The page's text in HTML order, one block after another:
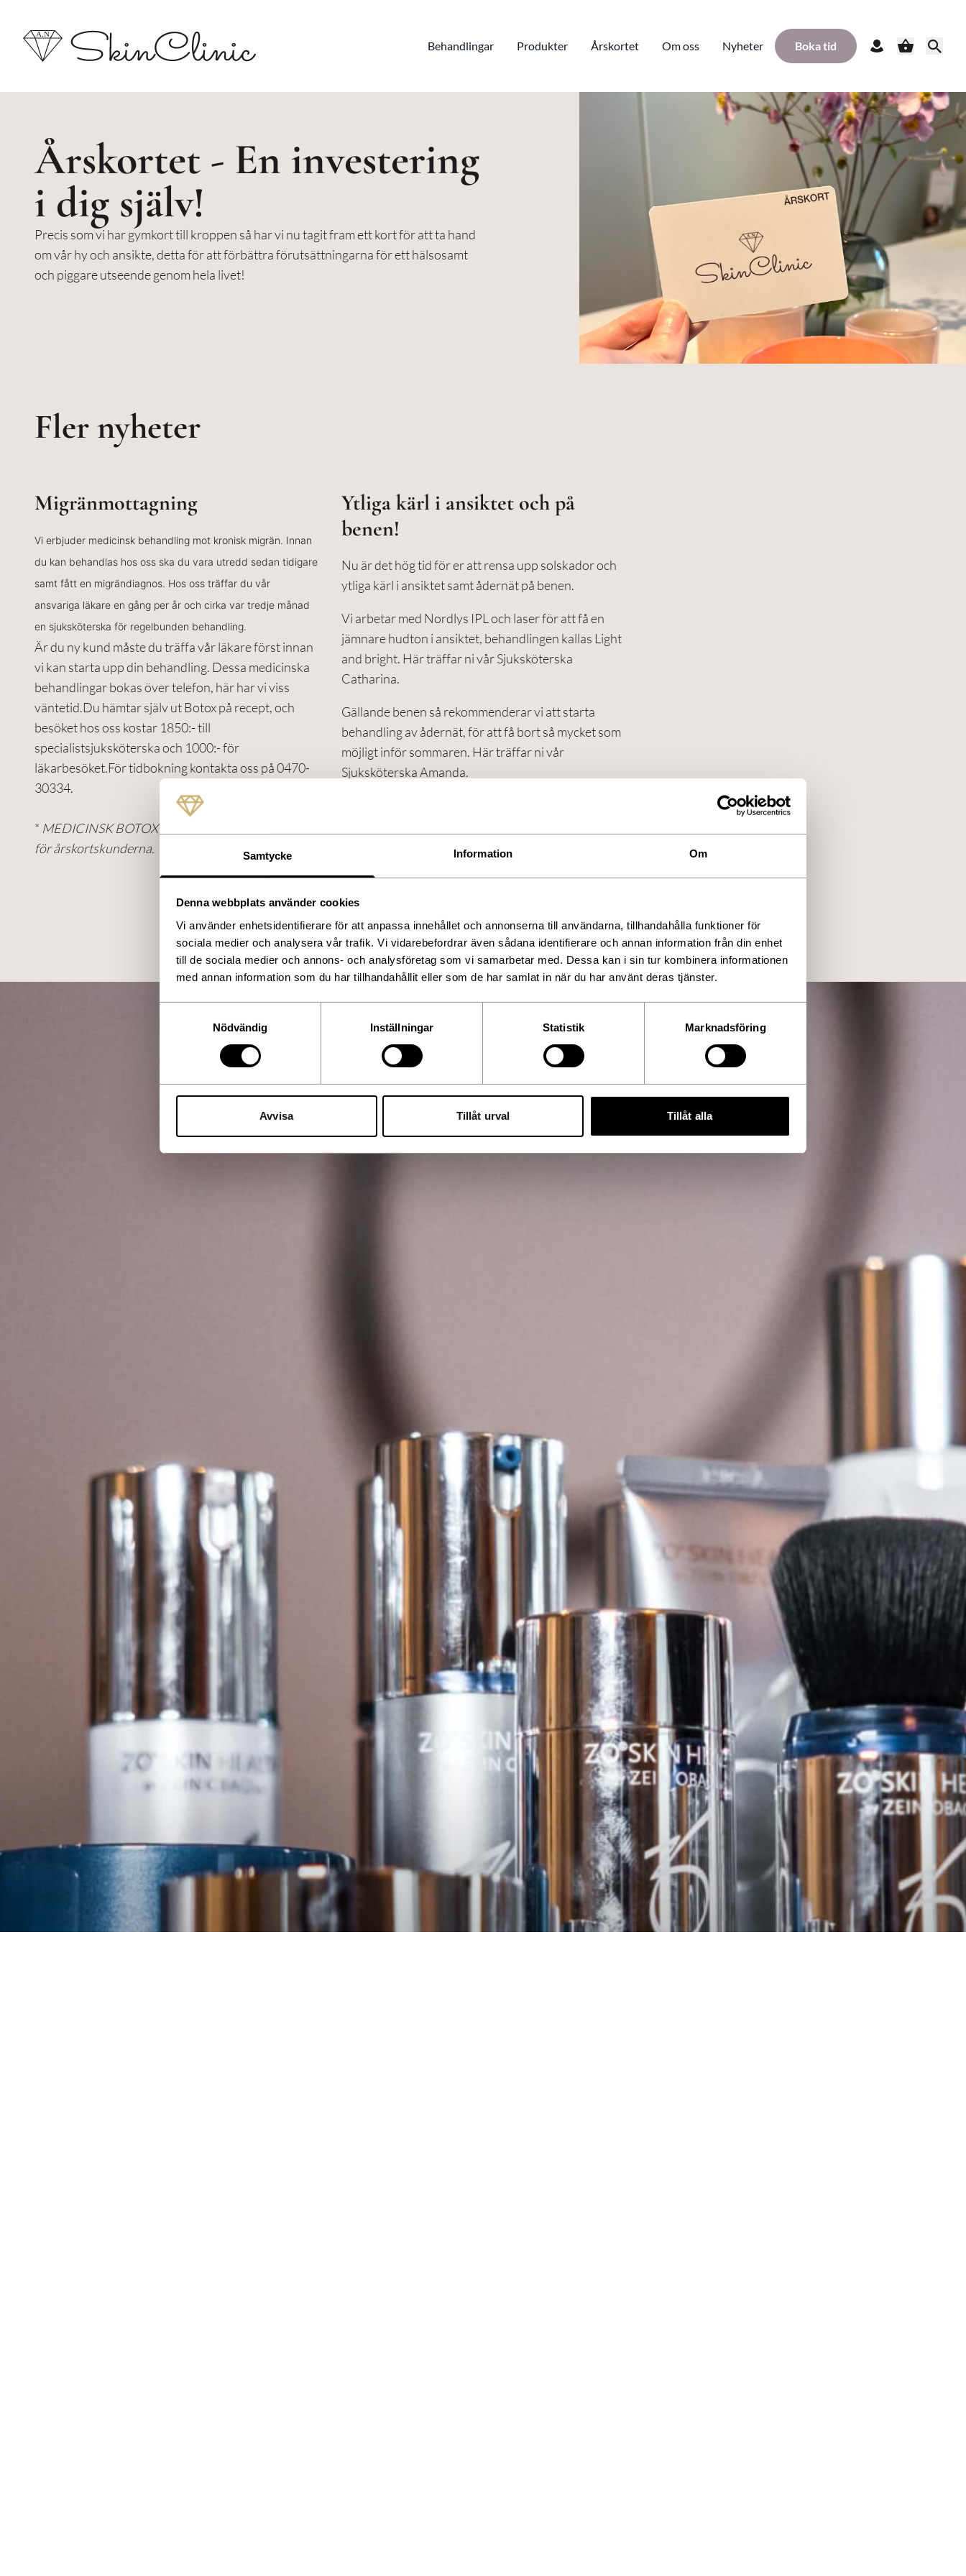
Samtycke Information Om
Denna webbplats använder cookies
Vi använder enhetsidentifierare för att anpassa innehållet och annonserna till användarna, tillhandahålla funktioner för
sociala medier och analysera vår trafik. Vi vidarebefordrar även sådana identifierare och annan information från din enhet
till de sociala medier och annons- och analysföretag som vi samarbetar med. Dessa kan i sin tur kombinera informationen
med annan information som du har tillhandahållit eller som de har samlat in när du har använt deras tjänster.
Nödvändig
Inställningar Statistik Marknadsföring
Avvisa Tillåt urval Tillåt alla
Behandlingar Produkter Årskortet Om oss Nyheter Boka tid
Årskortet - En investering
i dig själv!
Precis som vi har gymkort till kroppen så har vi nu tagit fram ett kort för att ta hand
om vår hy och ansikte, detta för att förbättra förutsättningarna för ett hälsosamt
och piggare utseende genom hela livet!
Fler nyheter
Migränmottagning
Vi erbjuder medicinsk behandling mot kronisk migrän. Innan
du kan behandlas hos oss ska du vara utredd sedan tidigare
samt fått en migrändiagnos. Hos oss träffar du vår
ansvariga läkare en gång per år och cirka var tredje månad
en sjuksköterska för regelbunden behandling.
Är du ny kund måste du träffa vår läkare först innan
vi kan starta upp din behandling. Dessa medicinska
behandlingar bokas över telefon, här har vi viss
väntetid.Du hämtar själv ut Botox på recept, och
besöket hos oss kostar 1850:- till
specialistsjuksköterska och 1000:- för
läkarbesöket.För tidbokning kontakta oss på 0470-
30334.
* MEDICINSK BOTOX – Här gäller ordinarie priser
för årskortskunderna.
Ytliga kärl i ansiktet och på
benen!
Nu är det hög tid för er att rensa upp solskador och
ytliga kärl i ansiktet samt ådernät på benen.
Vi arbetar med Nordlys IPL och laser för att få en
jämnare hudton i ansiktet, behandlingen kallas Light
and bright. Här träffar ni vår Sjuksköterska
Catharina.
Gällande benen så rekommenderar vi att starta
behandling av ådernät, för att få bort så mycket som
möjligt inför sommaren. Här träffar ni vår
Sjuksköterska Amanda.
På A.N SkinClinic träffar du vår välutbildade
personal som tar fram ditt bästa jag. Välkomna!